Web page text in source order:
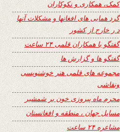
کمک، همکاری و نکوکاران
گرد همایی های افغانها و مشکلات آنها
د ر خارج از کشور
گفتگو با همکاران قلمی ۲۴ ساعت
گفتگو ها و گزارش ها
مجموعه های قلمی هنر خوشنویسی
ونقاشی
محرم ماه پیروزی خون بر شمشیر
مسایل جهان ، منطقه و افغانستان
مشاعره ۲۴ ساعت